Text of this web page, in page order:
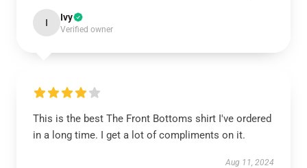
I Ivy
Verified owner
This is the best The Front Bottoms shirt I've ordered
in a long time. I get a lot of compliments on it.
Aug 11, 2024